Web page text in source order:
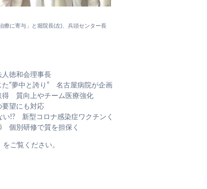
療に寄与」と堀院長(左)、兵頭センター長
徳和会理事長
“夢中と誇り” 名古屋病院が企画
質向上やチーム医療強化
望にも対応
!? 新型コロナ感染症ワクチンく
個別研修で質を担保く
をご覧ください。